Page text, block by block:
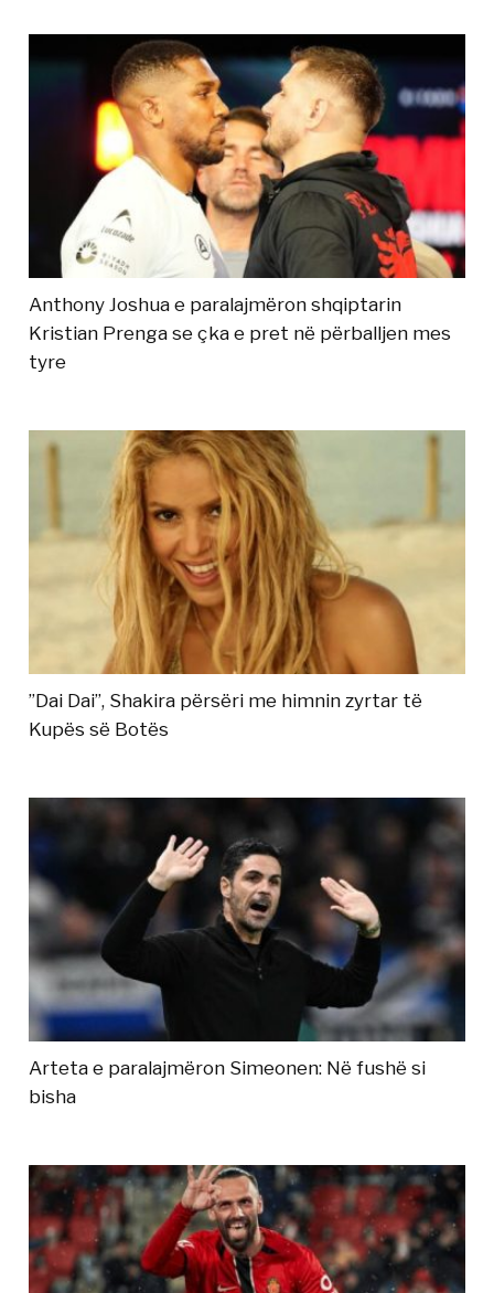
Anthony Joshua e paralajmëron shqiptarin
Kristian Prenga se çka e pret në përballjen mes
tyre
”Dai Dai”, Shakira përsëri me himnin zyrtar të
Kupës së Botës
Arteta e paralajmëron Simeonen: Në fushë si
bisha